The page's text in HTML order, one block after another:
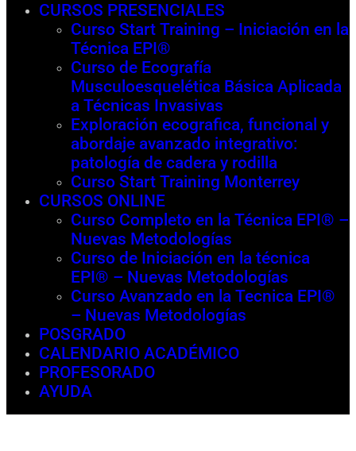
CURSOS PRESENCIALES
Curso Start Training – Iniciación en la
Técnica EPI®
Curso de Ecografía
Musculoesquelética Básica Aplicada
a Técnicas Invasivas
Exploración ecografica, funcional y
abordaje avanzado integrativo:
patología de cadera y rodilla
Curso Start Training Monterrey
CURSOS ONLINE
Curso Completo en la Técnica EPI® –
Nuevas Metodologías
Curso de Iniciación en la técnica
EPI® – Nuevas Metodologías
Curso Avanzado en la Tecnica EPI®
– Nuevas Metodologías
POSGRADO
CALENDARIO ACADÉMICO
PROFESORADO
AYUDA